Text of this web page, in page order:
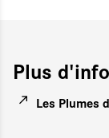
Plus
Les Plumes